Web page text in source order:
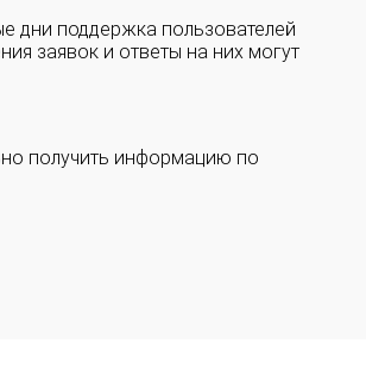
дни поддержка пользователей
заявок и ответы на них могут
получить информацию по